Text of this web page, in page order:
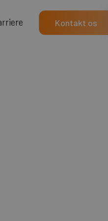
rriere Kontakt os